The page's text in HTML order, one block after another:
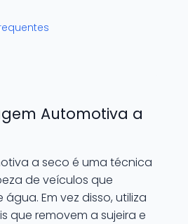
Automotiva a
a seco é uma técnica
de veículos que
Em vez disso, utiliza
que removem a sujeira e